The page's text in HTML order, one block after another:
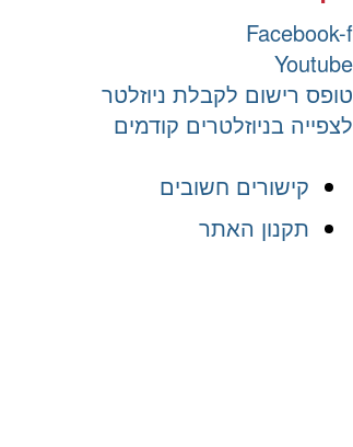
Facebook-f
Youtube
טופס רישום לקבלת ניוזלטר
לצפייה בניוזלטרים קודמים
קישורים חשובים
תקנון האתר